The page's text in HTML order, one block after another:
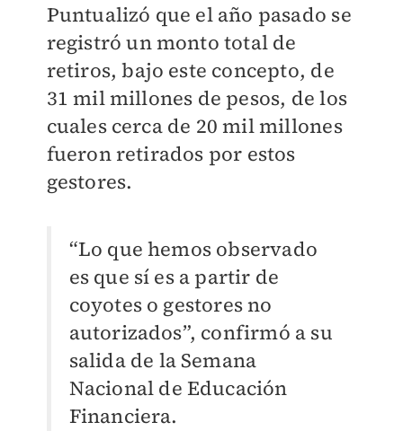
Puntualizó que el año pasado se
registró un monto total de
retiros, bajo este concepto, de
31 mil millones de pesos, de los
cuales cerca de 20 mil millones
fueron retirados por estos
gestores.
“Lo que hemos observado
es que sí es a partir de
coyotes o gestores no
autorizados”, confirmó a su
salida de la Semana
Nacional de Educación
Financiera.